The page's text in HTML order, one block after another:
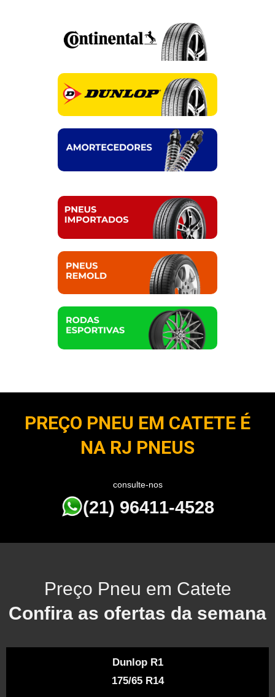
PREÇO PNEU EM CATETE É
NA RJ PNEUS
consulte-nos
(21) 96411-4528
Preço Pneu em Catete
Confira as ofertas da semana
Dunlop R1
175/65 R14